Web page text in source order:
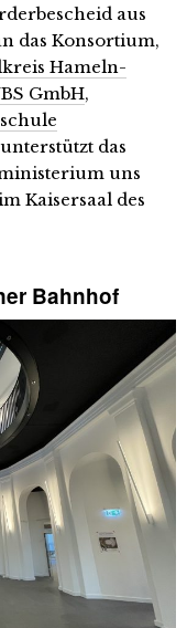
aus
das Konsortium,
Hameln-
GmbH,
das
uns
Kaisersaal des
Bahnhof